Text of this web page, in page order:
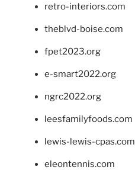
retro-interiors.com
theblvd-boise.com
fpet2023.org
e-smart2022.org
ngrc2022.org
leesfamilyfoods.com
lewis-lewis-cpas.com
eleontennis.com